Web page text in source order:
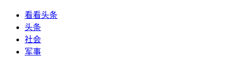
看看头条
头条
社会
军事